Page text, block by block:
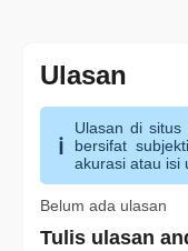
Ulasan
Ulasan di situs
bersifat
akurasi atau isi
Belum ada ulasan
Tulis ulasan